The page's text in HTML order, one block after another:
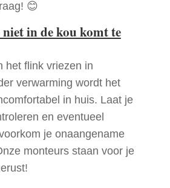
😊
in de kou komt te
het flink vriezen in
verwarming wordt het
in huis. Laat je
en eventueel
je onaangename
monteurs staan voor je